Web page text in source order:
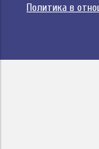
Политика в